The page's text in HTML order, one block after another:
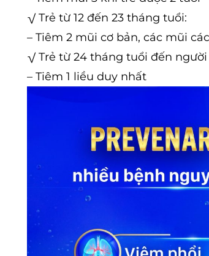
√ Trẻ từ 12 đến 23 tháng tuổi:
– Tiêm 2 mũi cơ bản, các mũi
√ Trẻ từ 24 tháng tuổi đến người
– Tiêm 1 liều duy nhất